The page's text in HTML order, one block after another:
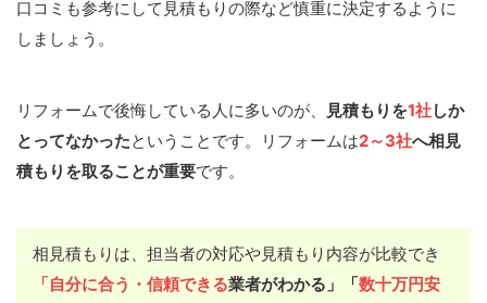
口コミも参考にして見積もりの際など慎重に決定するように
しましょう。
リフォームで後悔している人に多いのが、 見積もりを1社しか
とってなかったということです。リフォームは2～3社へ相見
積もりを取ることが重要です。
相見積もりは、担当者の対応や見積もり内容が比較でき
「自分に合う・信頼できる業者がわかる」「数十万円安